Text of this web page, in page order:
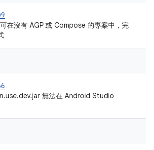
在沒有 AGP 或 Compose 的專案中，完
無法在 Android Studio